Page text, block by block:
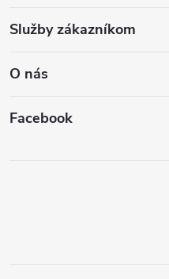
Služby zákazníkom
O nás
Facebook